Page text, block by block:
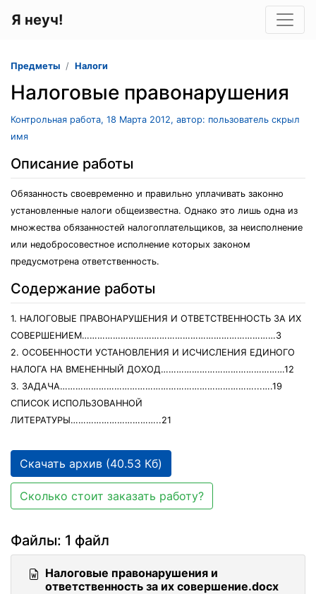
Я неуч!
Предметы Налоги
Налоговые правонарушения
Контрольная работа, 18 Марта 2012, автор: пользователь скрыл
имя
Описание работы
Обязанность своевременно и правильно уплачивать законно
установленные налоги общеизвестна. Однако это лишь одна из
множества обязанностей налогоплательщиков, за неисполнение
или недобросовестное исполнение которых законом
предусмотрена ответственность.
Содержание работы
1. НАЛОГОВЫЕ ПРАВОНАРУШЕНИЯ И ОТВЕТСТВЕННОСТЬ ЗА ИХ
СОВЕРШЕНИЕМ…………………………………………………………………3
2. ОСОБЕННОСТИ УСТАНОВЛЕНИЯ И ИСЧИСЛЕНИЯ ЕДИНОГО
НАЛОГА НА ВМЕНЕННЫЙ ДОХОД…………………………………………12
3. ЗАДАЧА…………………………………………………………………...….19
СПИСОК ИСПОЛЬЗОВАННОЙ
ЛИТЕРАТУРЫ……………………………..21
Скачать архив (40.53 Кб)
Сколько стоит заказать работу?
Файлы: 1 файл
Налоговые правонарушения и
ответственность за их совершение.docx